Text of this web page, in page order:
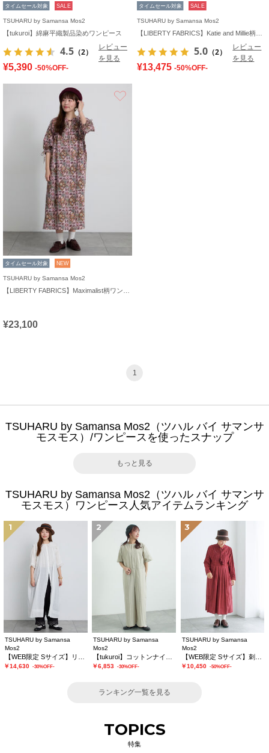
タイムセール対象 SALE
TSUHARU by Samansa Mos2
【tukuroi】綿麻平織製品染めワンピース
4.5 （2）
レビュー
を見る
¥5,390 -50%OFF-
タイムセール対象 SALE
TSUHARU by Samansa Mos2
5.0 （2）
レビュー
を見る
¥13,475 -50%OFF-
タイムセール対象 NEW
TSUHARU by Samansa Mos2
¥23,100
1
TSUHARU by Samansa Mos2（ツハル バイ サマンサ
モスモス）/ワンピースを使ったスナップ
もっと見る
TSUHARU by Samansa Mos2（ツハル バイ サマンサ
モスモス）ワンピース人気アイテムランキング
1
TSUHARU by Samansa
Mos2
￥14,630 -30%OFF-
2
TSUHARU by Samansa
Mos2
￥6,853 -30%OFF-
3
TSUHARU by Samansa
Mos2
￥10,450 -50%OFF-
ランキング一覧を見る
TOPICS
特集